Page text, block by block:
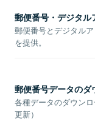
郵便番号・デジタル
郵便番号とデジタル
を提供。
郵便番号データのダ
各種データのダウン
更新）